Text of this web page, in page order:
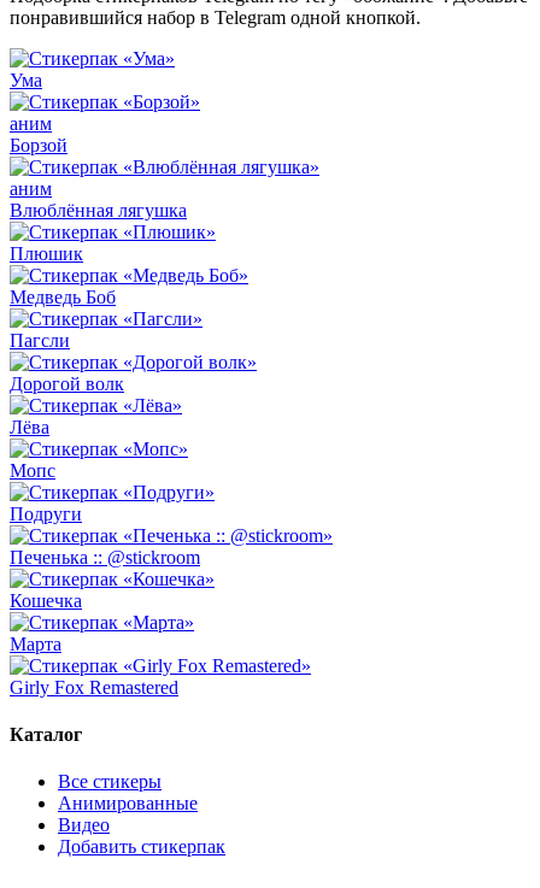
понравившийся набор в Telegram одной кнопкой.
Ума
аним
Борзой
аним
Влюблённая лягушка
Плюшик
Медведь Боб
Пагсли
Дорогой волк
Лёва
Мопс
Подруги
Печенька :: @stickroom
Кошечка
Марта
Girly Fox Remastered
Каталог
Все стикеры
Анимированные
Видео
Добавить стикерпак